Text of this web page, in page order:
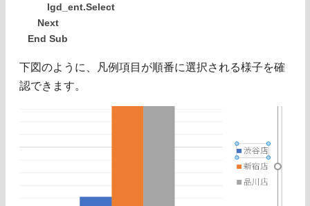
lgd_ent.Select
Next
End Sub
下図のように、凡例項目が順番に選択される様子を確
認できます。